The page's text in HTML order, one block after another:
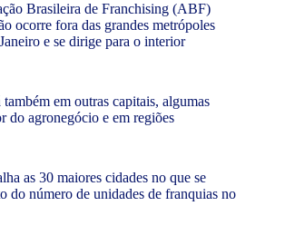
Brasileira de Franchising (ABF)
ocorre fora das grandes metrópoles
e se dirige para o interior
em outras capitais, algumas
do agronegócio e em regiões
as 30 maiores cidades no que se
do número de unidades de franquias no